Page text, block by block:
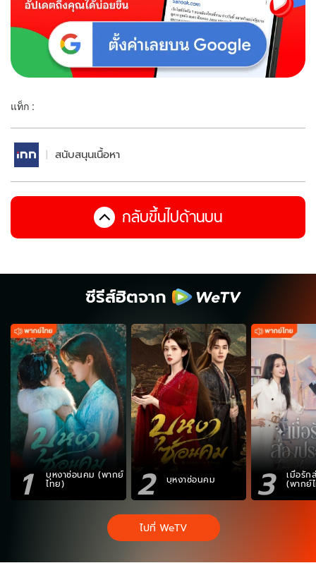
แท็ก :
สนับสนุนเนื้อหา
กลับขึ้นไปด้านบน
ซีรีส์ฮิตจาก
1 บุหงาซ่อนคม (พากย์
ไทย) 2 บุหงาซ่อนคม 3 เมื่อรัก
(พากย์
ไปที่ WeTV